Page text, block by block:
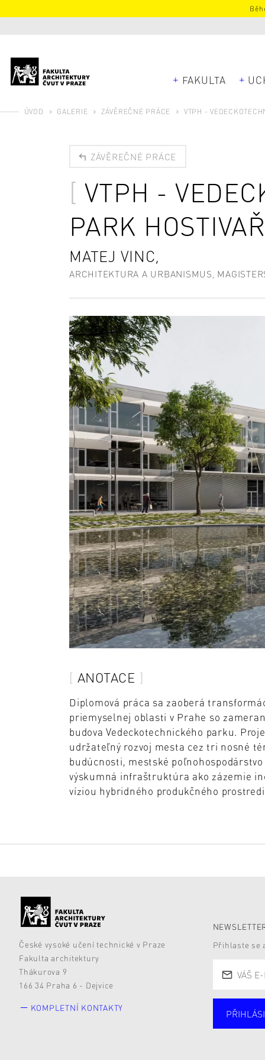
FAKULTA
ÚVOD GALERIE ZÁVĚREČNÉ PRÁCE VTPH -
ZÁVĚREČNÉ PRÁCE
VTPH -
PARK HOSTIVAŘ
MATEJ VINC,
ARCHITEKTURA A URBANISMUS,
ANOTACE
Diplomová práca sa zaoberá
priemyselnej oblasti v Prahe so
budova Vedeckotechnického parku.
udržateľný rozvoj mesta cez tri nosné
budúcnosti, mestské
výskumná infraštruktúra ako zázemie
víziou hybridného produkčného
České vysoké učení technické v Praze
Fakulta architektury
Thákurova 9
166 34 Praha 6 - Dejvice
KOMPLETNÍ KONTAKTY
Přihlaste se